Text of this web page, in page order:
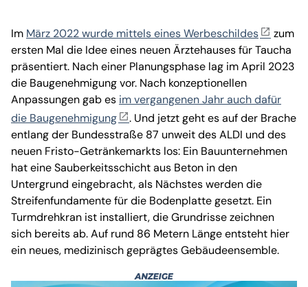
Im März 2022 wurde mittels eines Werbeschildes
zum
ersten Mal die Idee eines neuen Ärztehauses für Taucha
präsentiert. Nach einer Planungsphase lag im April 2023
die Baugenehmigung vor. Nach konzeptionellen
Anpassungen gab es im vergangenen Jahr auch dafür
die Baugenehmigung
. Und jetzt geht es auf der Brache
entlang der Bundesstraße 87 unweit des ALDI und des
neuen Fristo-Getränkemarkts los: Ein Bauunternehmen
hat eine Sauberkeitsschicht aus Beton in den
Untergrund eingebracht, als Nächstes werden die
Streifenfundamente für die Bodenplatte gesetzt. Ein
Turmdrehkran ist installiert, die Grundrisse zeichnen
sich bereits ab. Auf rund 86 Metern Länge entsteht hier
ein neues, medizinisch geprägtes Gebäudeensemble.